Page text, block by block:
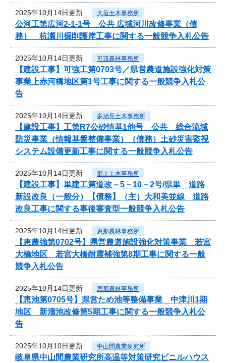
2025年10月14日更新 大垣土木事務所
公河工第広河2-1-1号 公共 広域河川改修事業（債
務） 杭瀬川掘削護岸工事に関する一般競争入札公告
2025年10月14日更新 可茂農林事務所
【建設工事】可強工第0703号／県営農道施設強化対策
事業上赤河橋地区第1号工事に関する一般競争入札公
告
2025年10月14日更新 多治見土木事務所
【建設工事】工第R7公砂情基1他号 公共 総合流域
防災事業（情報基盤整備事業）（債務）土砂災害監視
システム設備更新工事に関する一般競争入札公告
2025年10月14日更新 郡上土木事務所
【建設工事】単建工第道改－5－10－2号/県単 道路
新設改良（一般分）【債務】（主）大和美並線 道路
改良工事に関する事後審査型一般競争入札公告
2025年10月14日更新 恵那農林事務所
【恵農強第0702号】県営農道施設強化対策事業 若宮
大橋地区 若宮大橋耐震補強第8期工事に関する一般
競争入札公告
2025年10月14日更新 恵那農林事務所
【恵池第0705号】県営ため池等整備事業 中津川1期
地区 新溜池改修第5期工事に関する一般競争入札公
告
2025年10月10日更新 中山間農業研究所
岐阜県中山間農業研究所高温等対策研究ビニルハウス